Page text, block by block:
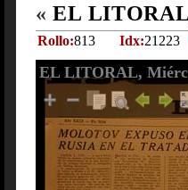
« EL
Rollo:813 Idx:21223
EL LITORAL,